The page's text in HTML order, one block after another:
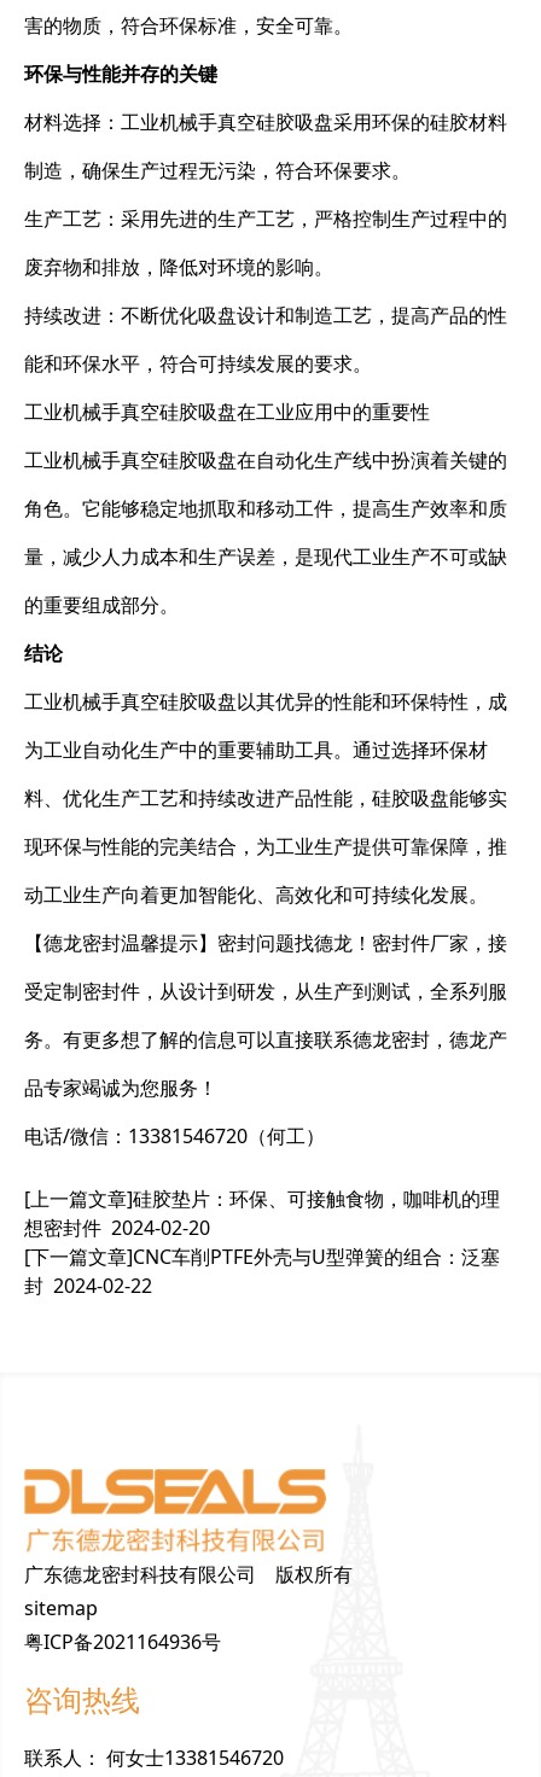
害的物质，符合环保标准，安全可靠。
环保与性能并存的关键
材料选择：工业机械手真空硅胶吸盘采用环保的硅胶材料
制造，确保生产过程无污染，符合环保要求。
生产工艺：采用先进的生产工艺，严格控制生产过程中的
废弃物和排放，降低对环境的影响。
持续改进：不断优化吸盘设计和制造工艺，提高产品的性
能和环保水平，符合可持续发展的要求。
工业机械手真空硅胶吸盘在工业应用中的重要性
工业机械手真空硅胶吸盘在自动化生产线中扮演着关键的
角色。它能够稳定地抓取和移动工件，提高生产效率和质
量，减少人力成本和生产误差，是现代工业生产不可或缺
的重要组成部分。
结论
工业机械手真空硅胶吸盘以其优异的性能和环保特性，成
为工业自动化生产中的重要辅助工具。通过选择环保材
料、优化生产工艺和持续改进产品性能，硅胶吸盘能够实
现环保与性能的完美结合，为工业生产提供可靠保障，推
动工业生产向着更加智能化、高效化和可持续化发展。
【德龙密封温馨提示】密封问题找德龙！密封件厂家，接
受定制密封件，从设计到研发，从生产到测试，全系列服
务。有更多想了解的信息可以直接联系德龙密封，德龙产
品专家竭诚为您服务！
电话/微信：13381546720（何工）
[上一篇文章]硅胶垫片：环保、可接触食物，咖啡机的理
想密封件 2024-02-20
[下一篇文章]CNC车削PTFE外壳与U型弹簧的组合：泛塞
封 2024-02-22
广东德龙密封科技有限公司 版权所有
sitemap
粤ICP备2021164936号
咨询热线
联系人 ： 何女士13381546720